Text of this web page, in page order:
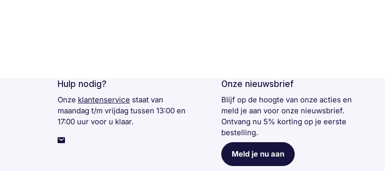
Hulp nodig?
Onze klantenservice staat van
maandag t/m vrijdag tussen 13:00 en
17:00 uur voor u klaar.
Onze nieuwsbrief
Blijf op de hoogte van onze acties en
meld je aan voor onze nieuwsbrief.
Ontvang nu 5% korting op je eerste
bestelling.
Meld je nu aan